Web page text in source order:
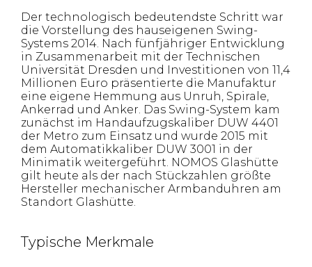
Der technologisch bedeutendste Schritt war
die Vorstellung des hauseigenen Swing-
Systems 2014. Nach fünfjähriger Entwicklung
in Zusammenarbeit mit der Technischen
Universität Dresden und Investitionen von 11,4
Millionen Euro präsentierte die Manufaktur
eine eigene Hemmung aus Unruh, Spirale,
Ankerrad und Anker. Das Swing-System kam
zunächst im Handaufzugskaliber DUW 4401
der Metro zum Einsatz und wurde 2015 mit
dem Automatikkaliber DUW 3001 in der
Minimatik weitergeführt. NOMOS Glashütte
gilt heute als der nach Stückzahlen größte
Hersteller mechanischer Armbanduhren am
Standort Glashütte.
Typische Merkmale